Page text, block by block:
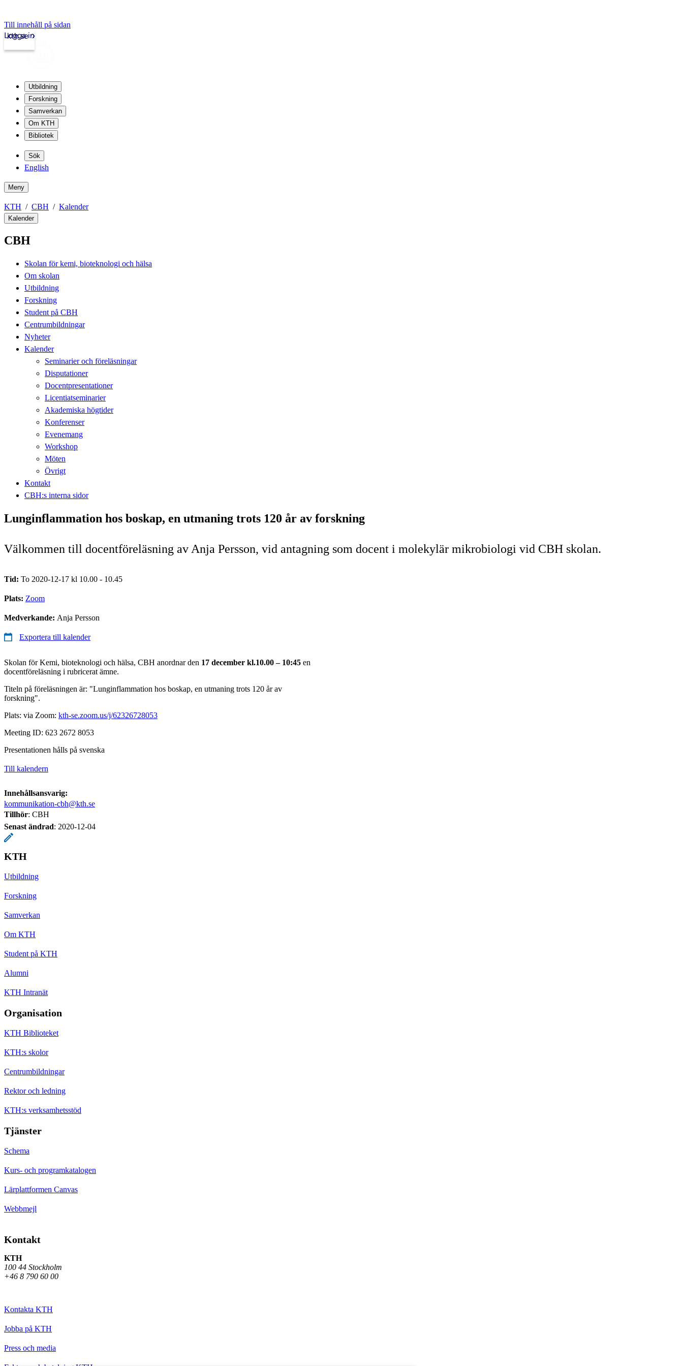
Till innehåll på sidan
kth.se
Logga in
Utbildning
Forskning
Samverkan
Om KTH
Bibliotek
Sök
English
Meny
KTH CBH Kalender
Kalender
CBH
Skolan för kemi, bioteknologi och hälsa
Om skolan
Utbildning
Forskning
Student på CBH
Centrumbildningar
Nyheter
Kalender
Seminarier och föreläsningar
Disputationer
Docentpresentationer
Licentiatseminarier
Akademiska högtider
Konferenser
Evenemang
Workshop
Möten
Övrigt
Kontakt
CBH:s interna sidor
Lunginflammation hos boskap, en utmaning trots 120 år av forskning
Välkommen till docentföreläsning av Anja Persson, vid antagning som docent i molekylär mikrobiologi vid CBH skolan.
Tid: To 2020-12-17 kl 10.00 - 10.45
Plats: Zoom
Medverkande: Anja Persson
Exportera till kalender
Skolan för Kemi, bioteknologi och hälsa, CBH anordnar den 17 december kl.10.00 – 10:45 en
docentföreläsning i rubricerat ämne.
Titeln på föreläsningen är: "Lunginflammation hos boskap, en utmaning trots 120 år av
forskning".
Plats: via Zoom: kth-se.zoom.us/j/62326728053
Meeting ID: 623 2672 8053
Presentationen hålls på svenska
Till kalendern
Innehållsansvarig:
kommunikation-cbh@kth.se
Tillhör: CBH
Senast ändrad: 2020-12-04
KTH
Utbildning
Forskning
Samverkan
Om KTH
Student på KTH
Alumni
KTH Intranät
Organisation
KTH Biblioteket
KTH:s skolor
Centrumbildningar
Rektor och ledning
KTH:s verksamhetsstöd
Tjänster
Schema
Kurs- och programkatalogen
Lärplattformen Canvas
Webbmejl
Kontakt
KTH
100 44 Stockholm
+46 8 790 60 00
Kontakta KTH
Jobba på KTH
Press och media